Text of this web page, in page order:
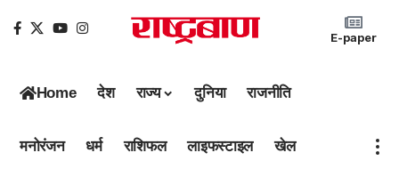
E-paper
Home देश राज्य दुनिया राजनीति
मनोरंजन धर्म राशिफल लाइफस्टाइल खेल